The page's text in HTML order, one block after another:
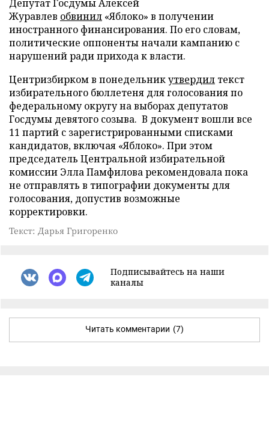
Депутат Госдумы Алексей
Журавлев обвинил «Яблоко» в получении
иностранного финансирования. По его словам,
политические оппоненты начали кампанию с
нарушений ради прихода к власти.
Центризбирком в понедельникутвердил текст
избирательного бюллетеня для голосования по
федеральному округу на выборах депутатов
Госдумы девятого созыва. В документ вошли все
11 партий с зарегистрированными списками
кандидатов, включая «Яблоко». При этом
председатель Центральной избирательной
комиссии Элла Памфилова рекомендовала пока
не отправлять в типографии документы для
голосования, допустив возможные
корректировки.
Текст: Дарья Григоренко
Подписывайтесь на наши
каналы
Читать комментарии (7)